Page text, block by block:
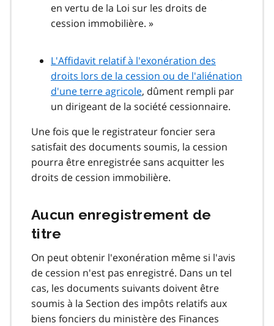
en vertu de la Loi sur les droits de
cession immobilière. »
L'Affidavit relatif à l'exonération des
droits lors de la cession ou de l'aliénation
d'une terre agricole, dûment rempli par
un dirigeant de la société cessionnaire.
Une fois que le registrateur foncier sera
satisfait des documents soumis, la cession
pourra être enregistrée sans acquitter les
droits de cession immobilière.
Aucun enregistrement de
titre
On peut obtenir l'exonération même si l'avis
de cession n'est pas enregistré. Dans un tel
cas, les documents suivants doivent être
soumis à la Section des impôts relatifs aux
biens fonciers du ministère des Finances